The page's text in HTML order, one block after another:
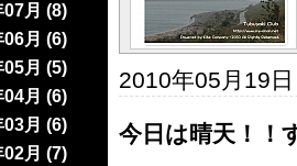
2010年05月19
今日は晴天！！
月 (8)
月 (6)
月 (5)
月 (6)
月 (6)
月 (7)